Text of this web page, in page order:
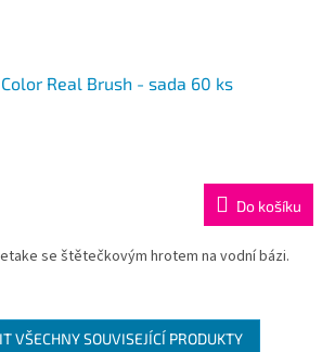
Real Brush - sada 60 ks
Do košíku
se štětečkovým hrotem na vodní bázi.
VŠECHNY SOUVISEJÍCÍ PRODUKTY